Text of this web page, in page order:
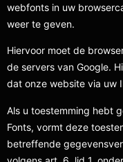
webfonts in uw
weer te geven.
Hiervoor moet de
de servers van Google.
dat onze website via uw
Als u toestemming hebt
Fonts, vormt deze
betreffende